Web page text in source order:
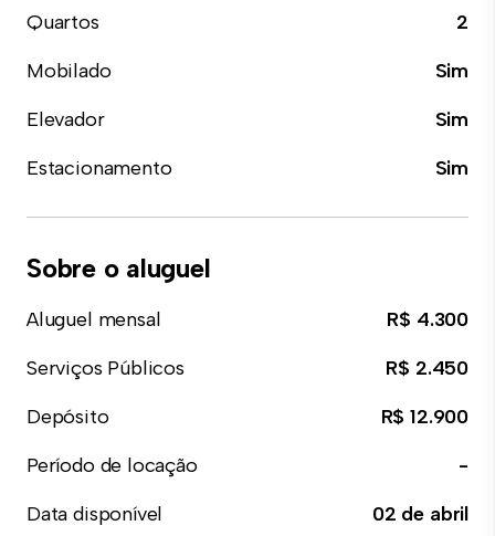
Quartos
2
Mobilado
Sim
Elevador
Sim
Estacionamento
Sim
Sobre o aluguel
Aluguel mensal
R$ 4.300
Serviços Públicos
R$ 2.450
Depósito
R$ 12.900
Período de locação
-
Data disponível
02 de abril